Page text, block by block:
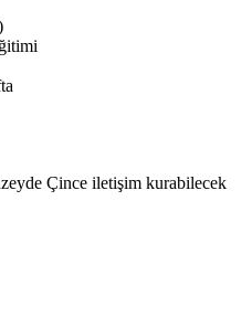
Çince iletişim kurabilecek